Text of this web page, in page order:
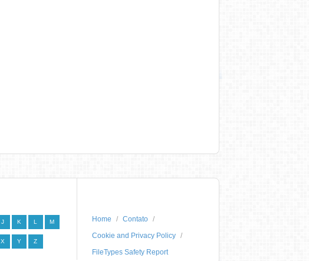
J K L M
X Y Z
Home
Contato
Cookie and Privacy Policy
FileTypes Safety Report